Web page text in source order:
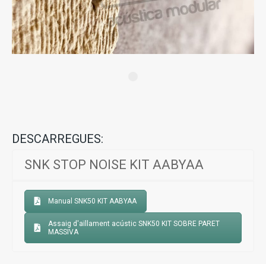
DESCARREGUES:
SNK STOP NOISE KIT AABYAA
Manual SNK50 KIT AABYAA
Assaig d'aïllament acústic SNK50 KIT SOBRE PARET
MASSIVA